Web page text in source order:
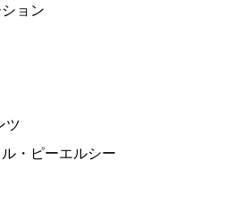
ョン
ツ
・ピーエルシー